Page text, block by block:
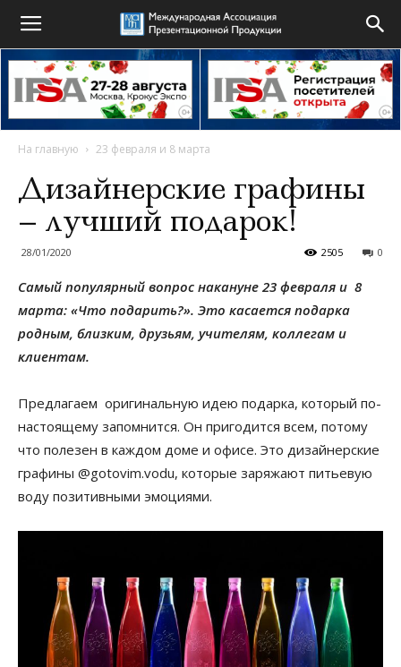
На главную 23 февраля и 8 марта
Дизайнерские графины
– лучший подарок!
28/01/2020 0
2505
Самый популярный вопрос накануне 23 февраля и 8
марта: «Что подарить?». Это касается подарка
родным, близким, друзьям, учителям, коллегам и
клиентам.
Предлагаем оригинальную идею подарка, который по-
настоящему запомнится. Он пригодится всем, потому
что полезен в каждом доме и офисе. Это дизайнерские
графины @gotovim.vodu, которые заряжают питьевую
воду позитивными эмоциями.